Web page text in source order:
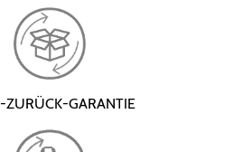
ZURÜCK-GARANTIE